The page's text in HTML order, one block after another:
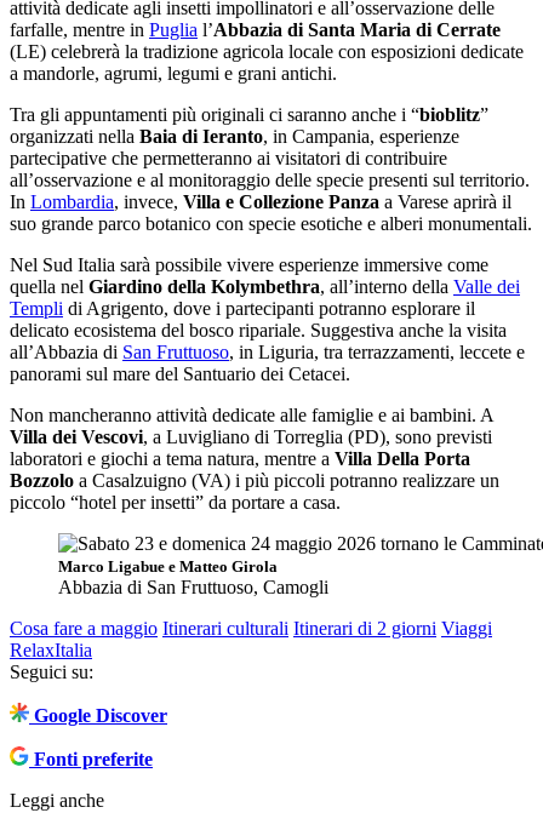
attività dedicate agli insetti impollinatori e all’osservazione delle
farfalle, mentre in Puglia l’Abbazia di Santa Maria di Cerrate
(LE) celebrerà la tradizione agricola locale con esposizioni dedicate
a mandorle, agrumi, legumi e grani antichi.
Tra gli appuntamenti più originali ci saranno anche i “bioblitz”
organizzati nella Baia di Ieranto, in Campania, esperienze
partecipative che permetteranno ai visitatori di contribuire
all’osservazione e al monitoraggio delle specie presenti sul territorio.
In Lombardia, invece, Villa e Collezione Panza a Varese aprirà il
suo grande parco botanico con specie esotiche e alberi monumentali.
Nel Sud Italia sarà possibile vivere esperienze immersive come
quella nel Giardino della Kolymbethra, all’interno della Valle dei
Templi di Agrigento, dove i partecipanti potranno esplorare il
delicato ecosistema del bosco ripariale. Suggestiva anche la visita
all’Abbazia di San Fruttuoso, in Liguria, tra terrazzamenti, leccete e
panorami sul mare del Santuario dei Cetacei.
Non mancheranno attività dedicate alle famiglie e ai bambini. A
Villa dei Vescovi, a Luvigliano di Torreglia (PD), sono previsti
laboratori e giochi a tema natura, mentre a Villa Della Porta
Bozzolo a Casalzuigno (VA) i più piccoli potranno realizzare un
piccolo “hotel per insetti” da portare a casa.
Marco Ligabue e Matteo Girola
Abbazia di San Fruttuoso, Camogli
Cosa fare a maggio Itinerari culturali Itinerari di 2 giorni Viaggi
RelaxItalia
Seguici su:
Google Discover
Fonti preferite
Leggi anche